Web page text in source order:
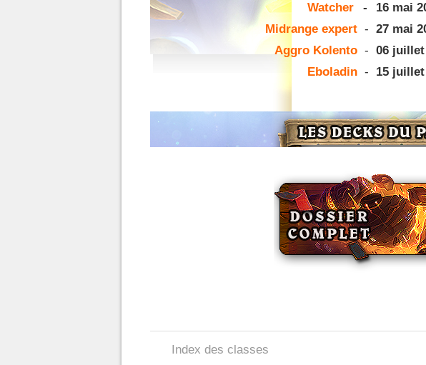
Watcher
-
16 mai
Midrange expert - 27 mai
Aggro Kolento - 06 juillet
Eboladin - 15 juillet
Index des classes